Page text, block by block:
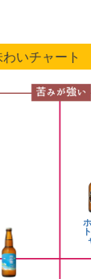
いチャート